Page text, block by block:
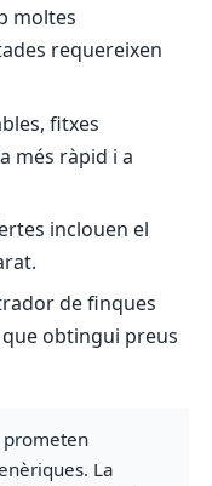
moltes
requereixen
fitxes
més ràpid i a
inclouen el
de finques
obtingui preus
prometen
La